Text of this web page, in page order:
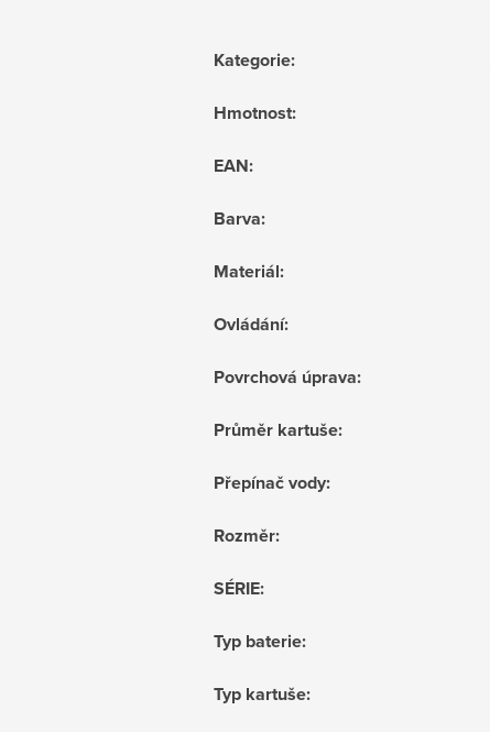
Kategorie:
Hmotnost:
EAN:
Barva:
Materiál:
Ovládání:
Povrchová úprava:
Průměr kartuše:
Přepínač vody:
Rozměr:
SÉRIE:
Typ baterie:
Typ kartuše: